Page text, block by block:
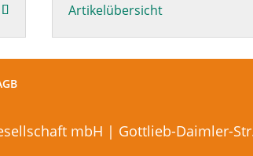
Artikelübersicht
mbH | Gottlieb-Daimler-